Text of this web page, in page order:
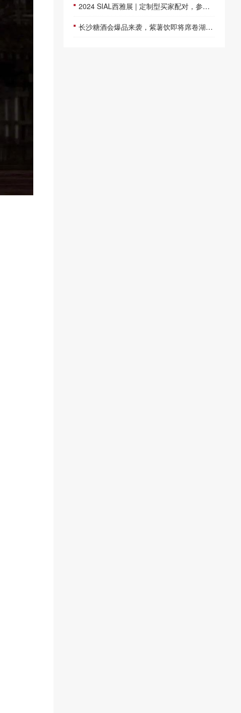
2024 SIAL西雅展 | 定制型买家配对，参展签单既快又准
长沙糖酒会爆品来袭，紫薯饮即将席卷湖南市场